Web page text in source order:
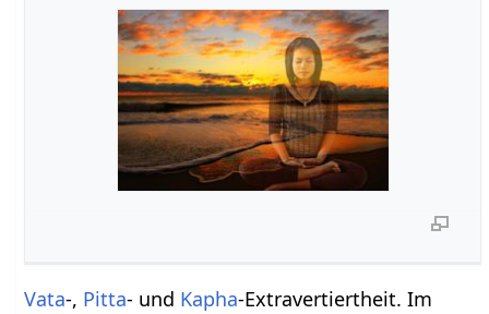
Vata-, Pitta- und Kapha-Extravertiertheit. Im